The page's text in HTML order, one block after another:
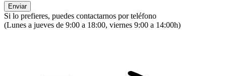
Si lo prefieres, puedes contactarnos por teléfono
(Lunes a jueves de 9:00 a 18:00, viernes 9:00 a 14:00h)